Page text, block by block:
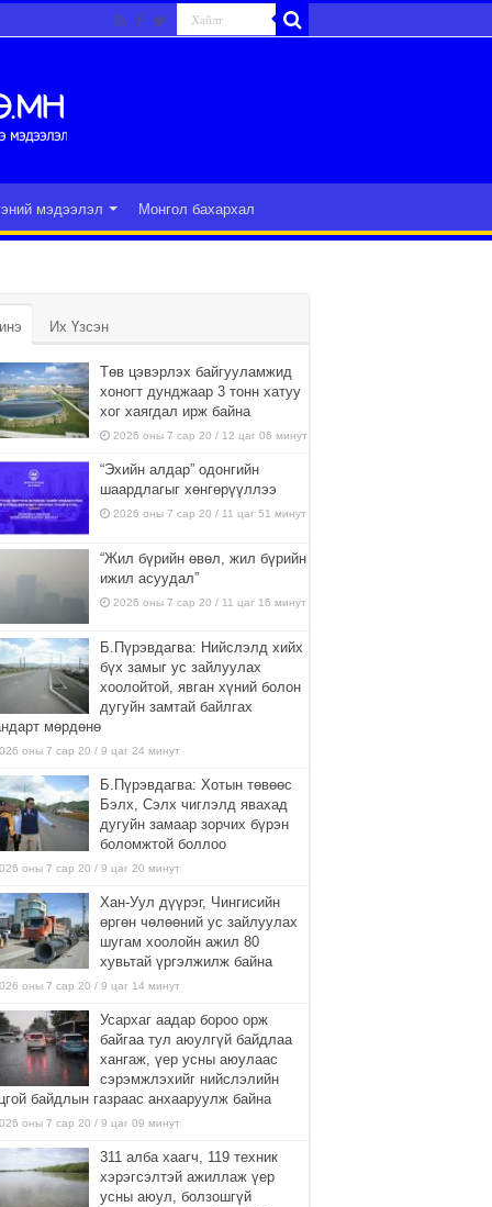
мэдээлэл Монгол бахархал
Их Үзсэн
Төв цэвэрлэх байгууламжид
хоногт дунджаар 3 тонн хатуу
хог хаягдал ирж байна
2026 оны 7 сар 20 / 12 цаг 06 минут
“Эхийн алдар” одонгийн
шаардлагыг хөнгөрүүллээ
2026 оны 7 сар 20 / 11 цаг 51 минут
“Жил бүрийн өвөл, жил бүрийн
ижил асуудал”
2026 оны 7 сар 20 / 11 цаг 16 минут
Б.Пүрэвдагва: Нийслэлд хийх
бүх замыг ус зайлуулах
хоолойтой, явган хүний болон
дугуйн замтай байлгах
мөрдөнө
оны 7 сар 20 / 9 цаг 24 минут
Б.Пүрэвдагва: Хотын төвөөс
Бэлх, Сэлх чиглэлд явахад
дугуйн замаар зорчих бүрэн
боломжтой боллоо
оны 7 сар 20 / 9 цаг 20 минут
Хан-Уул дүүрэг, Чингисийн
өргөн чөлөөний ус зайлуулах
шугам хоолойн ажил 80
хувьтай үргэлжилж байна
оны 7 сар 20 / 9 цаг 14 минут
Усархаг аадар бороо орж
байгаа тул аюулгүй байдлаа
хангаж, үер усны аюулаас
сэрэмжлэхийг нийслэлийн
байдлын газраас анхааруулж байна
оны 7 сар 20 / 9 цаг 09 минут
311 алба хаагч, 119 техник
хэрэгсэлтэй ажиллаж үер
усны аюул, болзошгүй